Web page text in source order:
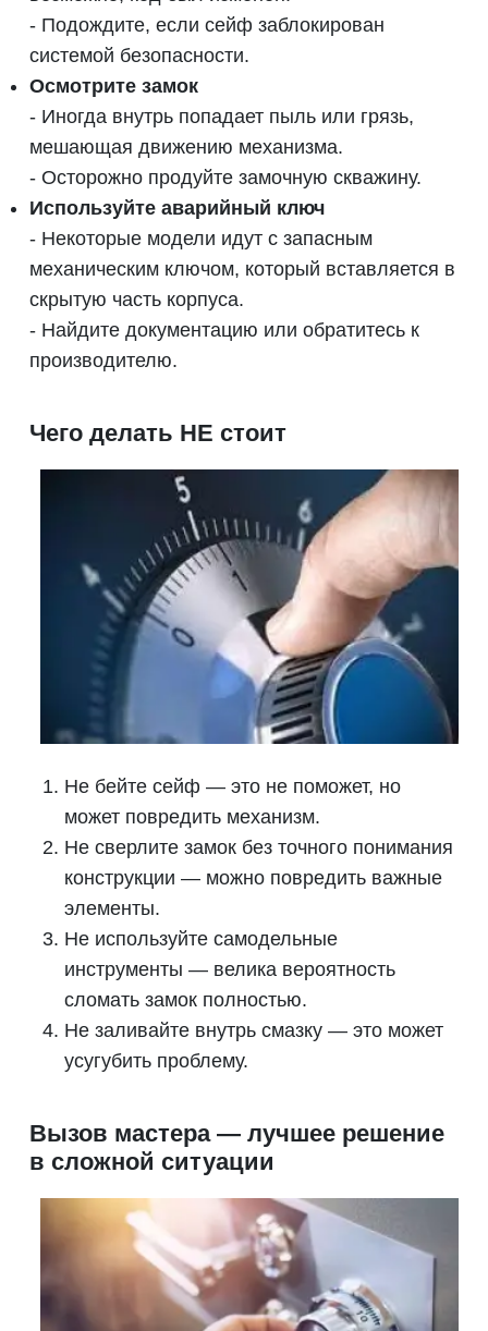
- Подождите, если сейф заблокирован
системой безопасности.
Осмотрите замок
- Иногда внутрь попадает пыль или грязь,
мешающая движению механизма.
- Осторожно продуйте замочную скважину.
Используйте аварийный ключ
- Некоторые модели идут с запасным
механическим ключом, который вставляется в
скрытую часть корпуса.
- Найдите документацию или обратитесь к
производителю.
Чего делать НЕ стоит
Не бейте сейф — это не поможет, но
может повредить механизм.
Не сверлите замок без точного понимания
конструкции — можно повредить важные
элементы.
Не используйте самодельные
инструменты — велика вероятность
сломать замок полностью.
Не заливайте внутрь смазку — это может
усугубить проблему.
Вызов мастера — лучшее решение
в сложной ситуации